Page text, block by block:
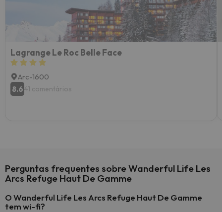
Lagrange Le Roc Belle Face
Arc-1600
8.641 comentários
Perguntas frequentes sobre Wanderful Life Les
Arcs Refuge Haut De Gamme
O Wanderful Life Les Arcs Refuge Haut De Gamme
tem wi-fi?